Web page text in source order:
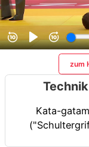
zum
Technik
Kata-